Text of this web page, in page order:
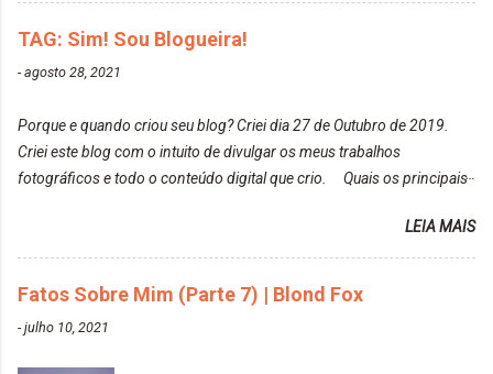
elas fiquem no modo original? Sou do time foto
de um determinado lugar ou de algo que estou
fotografan...
de todos que fiz para vocês verem: ✨ Alfaparf | Alta
Moda é... Creative Crazy Colors Pink
Turkiss Blue
https://www.adrielly.com.br/2020/02/keraton-hard-
colors-turkiss-blue.html ✨ Alpha Line | Máscara
Ozzy Lilac
TAG: Sim! Sou Blogueira!
-agosto 28, 2021
Porque e quando criou seu blog? Criei dia 27 de Outubro de 2019.
Criei este blog com o intuito de divulgar os meus trabalhos
fotográficos e todo o conteúdo digital que crio. Quais os principais
vida de Blogueira? Tem sido um sonho. Minha família me apoia muito.
Qual a parte chata da vida de Blogueira? Às vezes, a criatividade vai
embora... O que tem de melhor em ser Blogueira? Ver o seu trabalho
sendo reconhecido. Aonde deseja chegar com o seu Blog? Muito
além daquilo que imagino. Seu blog pra você é profissional ou passa-
tempo? Vejo como sendo profissional. Me empenho muito fazendo
LEIA MAIS
Fatos Sobre Mim (Parte 7) | Blond Fox
-julho 10, 2021